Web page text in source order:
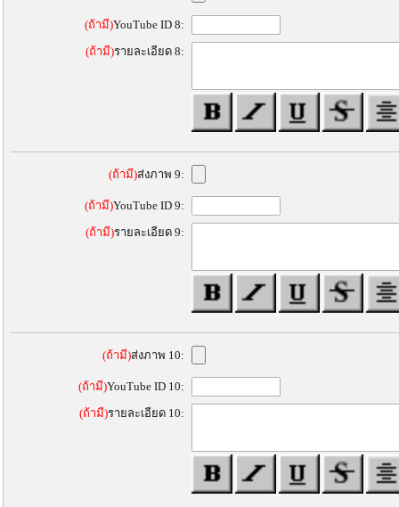
(ถ้ามี)YouTube ID 8:
(ถ้ามี)รายละเอียด 8:
(ถ้ามี)ส่งภาพ 9:
(ถ้ามี)YouTube ID 9:
(ถ้ามี)รายละเอียด 9:
(ถ้ามี)ส่งภาพ 10:
(ถ้ามี)YouTube ID 10:
(ถ้ามี)รายละเอียด 10: